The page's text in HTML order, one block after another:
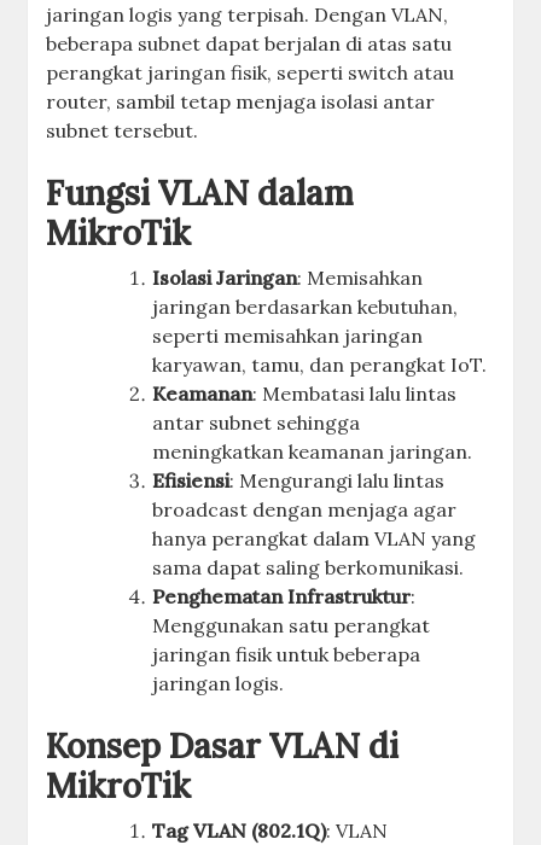
jaringan logis yang terpisah. Dengan VLAN,
beberapa subnet dapat berjalan di atas satu
perangkat jaringan fisik, seperti switch atau
router, sambil tetap menjaga isolasi antar
subnet tersebut.
Fungsi VLAN dalam
MikroTik
Isolasi Jaringan: Memisahkan
jaringan berdasarkan kebutuhan,
seperti memisahkan jaringan
karyawan, tamu, dan perangkat IoT.
Keamanan: Membatasi lalu lintas
antar subnet sehingga
meningkatkan keamanan jaringan.
Efisiensi: Mengurangi lalu lintas
broadcast dengan menjaga agar
hanya perangkat dalam VLAN yang
sama dapat saling berkomunikasi.
Penghematan Infrastruktur:
Menggunakan satu perangkat
jaringan fisik untuk beberapa
jaringan logis.
Konsep Dasar VLAN di
MikroTik
Tag VLAN (802.1Q): VLAN